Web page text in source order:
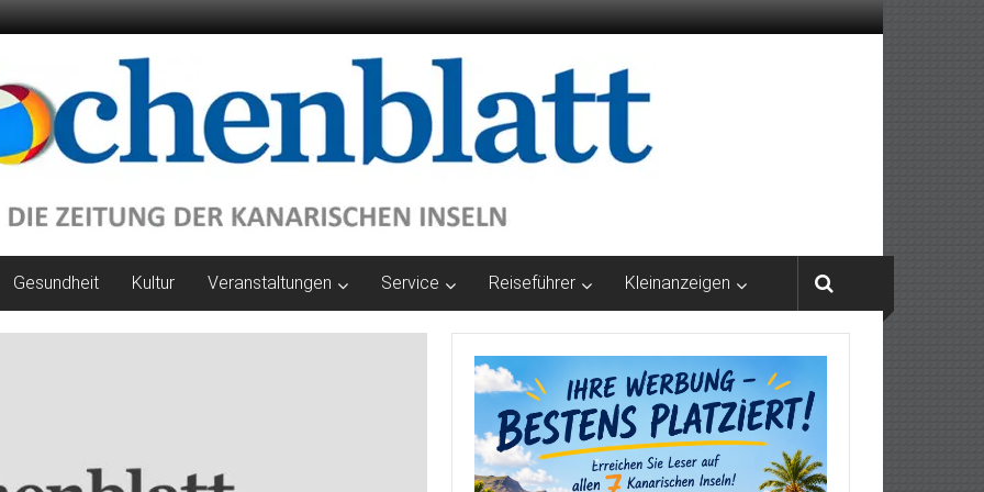
Gesundheit Kultur Veranstaltungen Service Reiseführer Kleinanzeigen